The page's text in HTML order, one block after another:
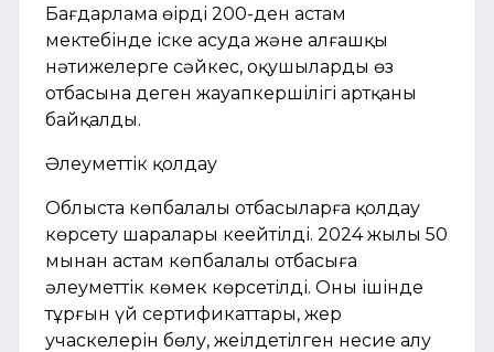
Бағдарлама өңірдің 200-ден астам
мектебінде іске асуда және алғашқы
нәтижелерге сәйкес, оқушылардың өз
отбасына деген жауапкершілігі артқаны
байқалды.
Әлеуметтік қолдау
Облыста көпбалалы отбасыларға қолдау
көрсету шаралары кеңейтілді. 2024 жылы 50
мыңнан астам көпбалалы отбасыға
әлеуметтік көмек көрсетілді. Оның ішінде
тұрғын үй сертификаттары, жер
учаскелерін бөлу, жеңілдетілген несие алу